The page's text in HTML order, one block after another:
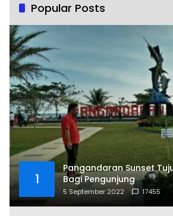
Popular Posts
1
Pangandaran Sunset
Bagi Pengunjung
5 September 2022 17455